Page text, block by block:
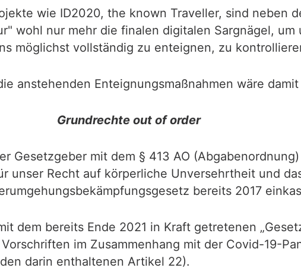
wie ID2020, the known Traveller, sind neben
wohl nur mehr die finalen digitalen Sargnägel,
möglichst vollständig zu enteignen, zu
anstehenden Enteignungsmaßnahmen wäre
Grundrechte out of order
Gesetzgeber mit dem § 413 AO
unser Recht auf körperliche Unversehrtheit und
bereits 2017
dem bereits Ende 2021 in Kraft getretenen
im Zusammenhang mit der Covid-19-
darin enthaltenen Artikel 22).